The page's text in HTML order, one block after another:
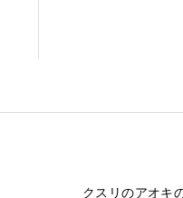
クスリのアオキ